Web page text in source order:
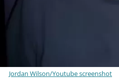
Jordan Wilson/Youtube screenshot